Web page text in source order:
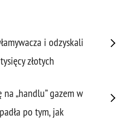
i odzyskali
złotych
„handlu” gazem w
po tym, jak